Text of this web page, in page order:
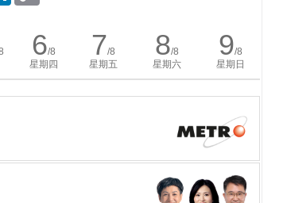
6/8
星期四
7/8
星期五
8/8
星期六
9/8
星期日